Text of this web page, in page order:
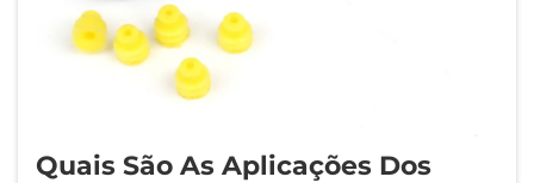
Quais São As Aplicações Dos